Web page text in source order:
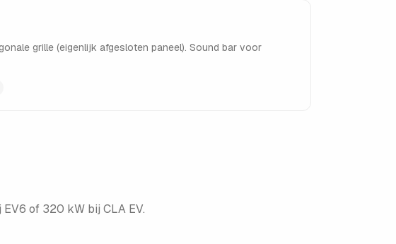
grille (eigenlijk afgesloten paneel). Sound bar voor
of 320 kW bij CLA EV.